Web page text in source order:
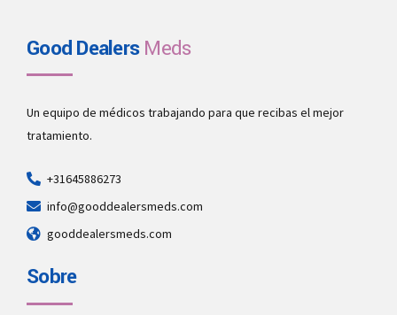
Good DealersMeds
Un equipo de médicos trabajando para que recibas el mejor
tratamiento.
+31645886273
info@gooddealersmeds.com
gooddealersmeds.com
Sobre